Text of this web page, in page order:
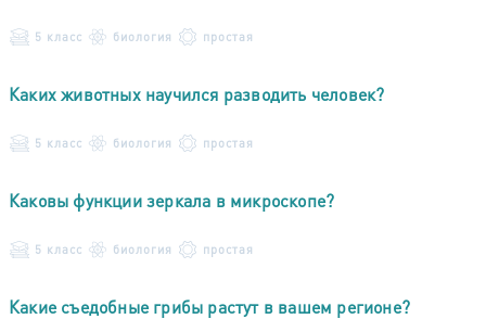
5 класс биология простая
Каких животных научился разводить человек?
5 класс биология простая
Каковы функции зеркала в микроскопе?
5 класс биология простая
Какие съедобные грибы растут в вашем регионе?